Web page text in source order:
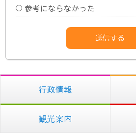
参考にならなかった
行政情報
観光案内